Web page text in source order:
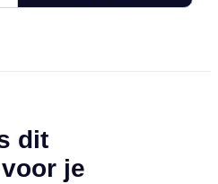
dit
je